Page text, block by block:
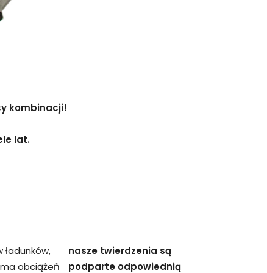
kombinacji!
lat.
obciążeń
nasze twierdzenia są
podparte odpowiednią